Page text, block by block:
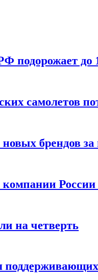
подорожает до
самолетов
брендов за
России
на четверть